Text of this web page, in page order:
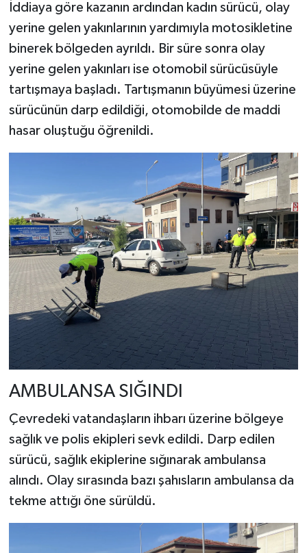
İddiaya göre kazanın ardından kadın sürücü, olay
yerine gelen yakınlarının yardımıyla motosikletine
binerek bölgeden ayrıldı. Bir süre sonra olay
yerine gelen yakınları ise otomobil sürücüsüyle
tartışmaya başladı. Tartışmanın büyümesi üzerine
sürücünün darp edildiği, otomobilde de maddi
hasar oluştuğu öğrenildi.
AMBULANSA SIĞINDI
Çevredeki vatandaşların ihbarı üzerine bölgeye
sağlık ve polis ekipleri sevk edildi. Darp edilen
sürücü, sağlık ekiplerine sığınarak ambulansa
alındı. Olay sırasında bazı şahısların ambulansa da
tekme attığı öne sürüldü.